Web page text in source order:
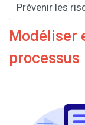
Prévenir les
Modéliser
processus